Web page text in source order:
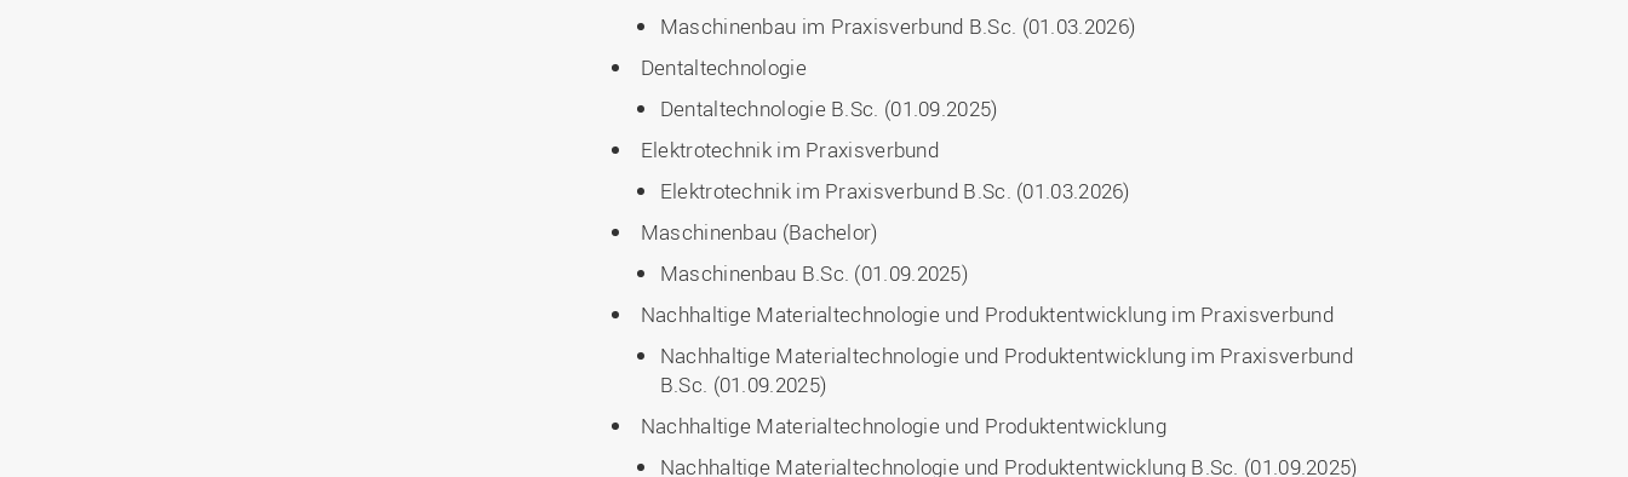
Maschinenbau im Praxisverbund B.Sc. (01.03.2026)
Dentaltechnologie
Dentaltechnologie B.Sc. (01.09.2025)
Elektrotechnik im Praxisverbund
Elektrotechnik im Praxisverbund B.Sc. (01.03.2026)
Maschinenbau (Bachelor)
Maschinenbau B.Sc. (01.09.2025)
Nachhaltige Materialtechnologie und Produktentwicklung im Praxisverbund
Nachhaltige Materialtechnologie und Produktentwicklung im Praxisverbund
B.Sc. (01.09.2025)
Nachhaltige Materialtechnologie und Produktentwicklung
Nachhaltige Materialtechnologie und Produktentwicklung B.Sc. (01.09.2025)